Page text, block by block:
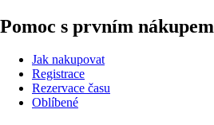
Pomoc s prvním nákupem
Jak nakupovat
Registrace
Rezervace času
Oblíbené